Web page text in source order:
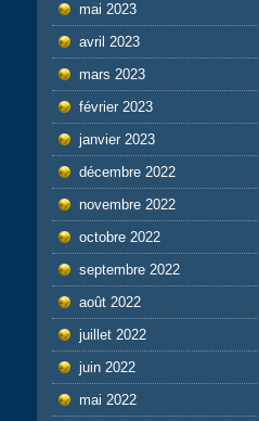
mai 2023
avril 2023
mars 2023
février 2023
janvier 2023
décembre 2022
novembre 2022
octobre 2022
septembre 2022
août 2022
juillet 2022
juin 2022
mai 2022